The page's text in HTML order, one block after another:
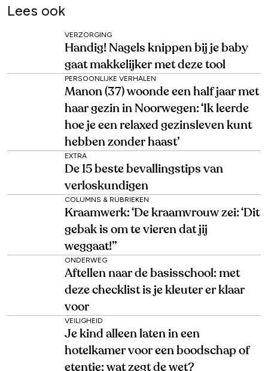
Lees ook
VERZORGING
Handig! Nagels knippen bij je baby
gaat makkelijker met deze tool
PERSOONLIJKE VERHALEN
Manon (37) woonde een half jaar met
haar gezin in Noorwegen: ‘Ik leerde
hoe je een relaxed gezinsleven kunt
hebben zonder haast’
EXTRA
De 15 beste bevallingstips van
verloskundigen
COLUMNS & RUBRIEKEN
Kraamwerk: ‘De kraamvrouw zei: ‘Dit
gebak is om te vieren dat jij
weggaat!’’
ONDERWEG
Aftellen naar de basisschool: met
deze checklist is je kleuter er klaar
voor
VEILIGHEID
Je kind alleen laten in een
hotelkamer voor een boodschap of
etentje: wat zegt de wet?